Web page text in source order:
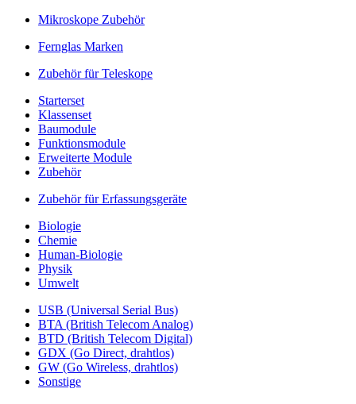
Mikroskope Zubehör
Fernglas Marken
Zubehör für Teleskope
Starterset
Klassenset
Baumodule
Funktionsmodule
Erweiterte Module
Zubehör
Zubehör für Erfassungsgeräte
Biologie
Chemie
Human-Biologie
Physik
Umwelt
USB (Universal Serial Bus)
BTA (British Telecom Analog)
BTD (British Telecom Digital)
GDX (Go Direct, drahtlos)
GW (Go Wireless, drahtlos)
Sonstige